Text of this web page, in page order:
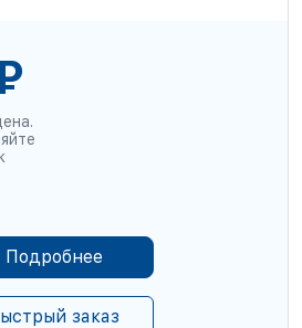
Подробнее
заказ